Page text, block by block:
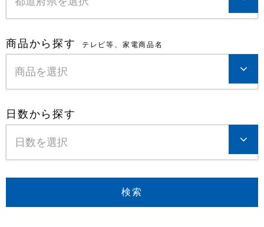
商品から探す テレビ等、家電商品名
日数から探す
検索